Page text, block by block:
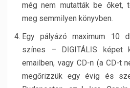
még nem mutatták be őket,
meg semmilyen könyvben.
Egy pályázó maximum 10
színes – DIGITÁLIS képet
emailben, vagy CD-n (a CD-t
megőrizzük egy évig és